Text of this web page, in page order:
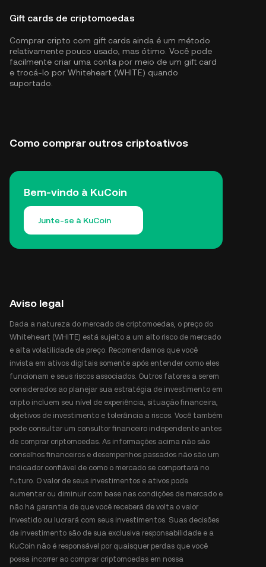
Gift cards de criptomoedas
Comprar cripto com gift cards ainda é um método
relativamente pouco usado, mas ótimo. Você pode
facilmente criar uma conta por meio de um gift card
e trocá-lo por Whiteheart (WHITE) quando
suportado.
Como comprar outros criptoativos
Bem-vindo à KuCoin
Junte-se à KuCoin
Aviso legal
Dada a natureza do mercado de criptomoedas, o preço do
Whiteheart (WHITE) está sujeito a um alto risco de mercado
e alta volatilidade de preço. Recomendamos que você
invista em ativos digitais somente após entender como eles
funcionam e seus riscos associados. Outros fatores a serem
considerados ao planejar sua estratégia de investimento em
cripto incluem seu nível de experiência, situação financeira,
objetivos de investimento e tolerância a riscos. Você também
pode consultar um consultor financeiro independente antes
de comprar criptomoedas. As informações acima não são
conselhos financeiros e desempenhos passados não são um
indicador confiável de como o mercado se comportará no
futuro. O valor de seus investimentos e ativos pode
aumentar ou diminuir com base nas condições de mercado e
não há garantia de que você receberá de volta o valor
investido ou lucrará com seus investimentos. Suas decisões
de investimento são de sua exclusiva responsabilidade e a
KuCoin não é responsável por quaisquer perdas que você
possa incorrer ao comprar criptomoedas em nossa